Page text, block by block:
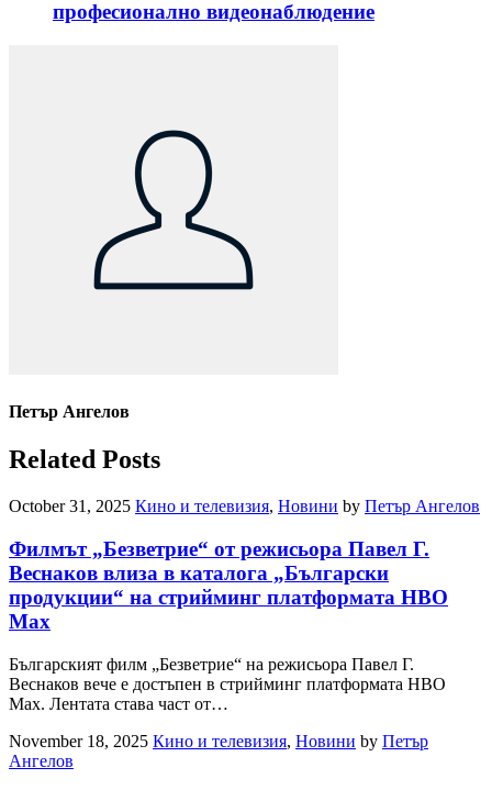
професионално видеонаблюдение
Петър Ангелов
Related Posts
October 31, 2025 Кино и телевизия, Новини by Петър Ангелов
Филмът „Безветрие“ от режисьора Павел Г.
Веснаков влиза в каталогa „Български
продукции“ на стрийминг платформата HBO
Max
Българският филм „Безветрие“ на режисьора Павел Г.
Веснаков вече е достъпен в стрийминг платформата HBO
Max. Лентата става част от…
November 18, 2025 Кино и телевизия, Новини by Петър
Ангелов